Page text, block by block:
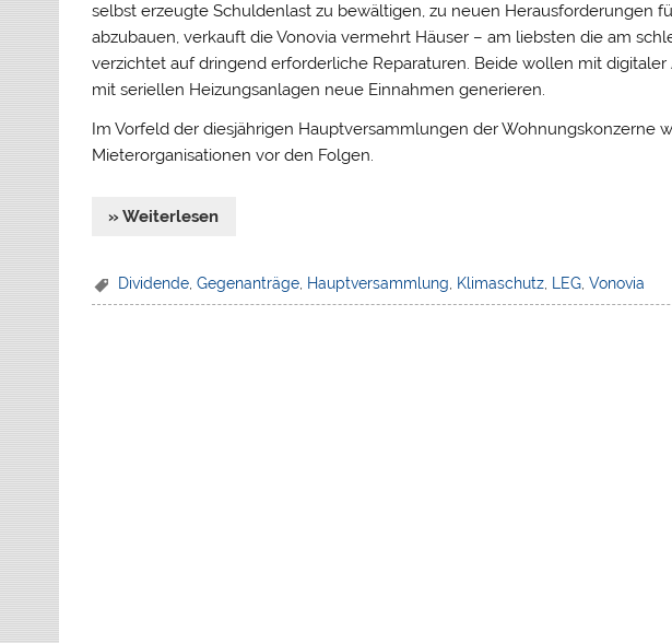
selbst erzeugte Schuldenlast zu bewältigen, zu neuen Herausforderungen
abzubauen, verkauft die Vonovia vermehrt Häuser – am liebsten die am
verzichtet auf dringend erforderliche Reparaturen. Beide wollen mit
mit seriellen Heizungsanlagen neue Einnahmen generieren.
Im Vorfeld der diesjährigen Hauptversammlungen der Wohnungskonzerne
Mieterorganisationen vor den Folgen.
» Weiterlesen
Dividende ,Gegenanträge Hauptversammlung Klimaschutz LEG ,Vonovia